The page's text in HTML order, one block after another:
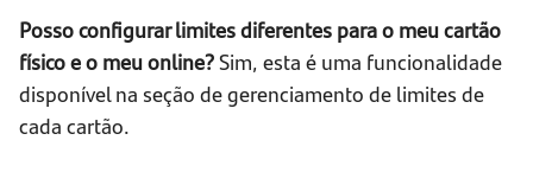
Posso configurar limites diferentes para o meu cartão
físico e o meu online?Sim, esta é uma funcionalidade
disponível na seção de gerenciamento de limites de
cada cartão.